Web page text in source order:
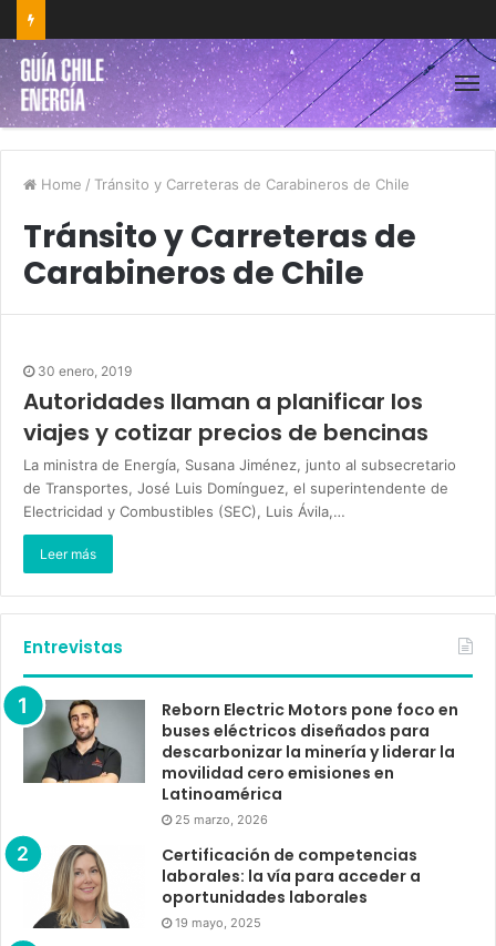
Home / Tránsito y Carreteras de Carabineros de Chile
Tránsito y Carreteras de
Carabineros de Chile
30 enero, 2019
Autoridades llaman a planificar los
viajes y cotizar precios de bencinas
La ministra de Energía, Susana Jiménez, junto al subsecretario
de Transportes, José Luis Domínguez, el superintendente de
Electricidad y Combustibles (SEC), Luis Ávila,…
Leer más
Entrevistas
Reborn Electric Motors pone foco en
buses eléctricos diseñados para
descarbonizar la minería y liderar la
movilidad cero emisiones en
Latinoamérica
25 marzo, 2026
Certificación de competencias
laborales: la vía para acceder a
oportunidades laborales
19 mayo, 2025